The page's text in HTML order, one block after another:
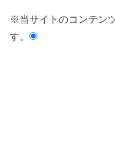
※当サイトのコンテン
す。